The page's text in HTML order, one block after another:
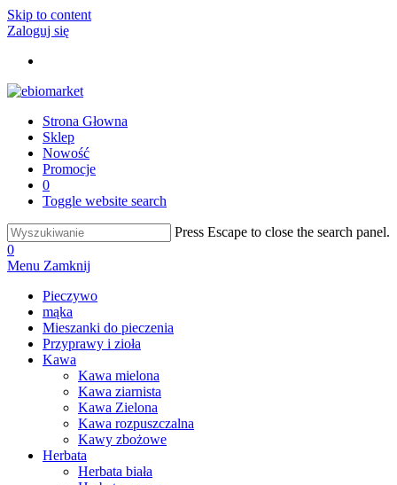
Skip to content
Zaloguj się
Strona Głowna
Sklep
Nowość
Promocje
0
Toggle website search
Press Escape to close the search panel.
0
Menu Zamknij
Pieczywo
mąka
Mieszanki do pieczenia
Przyprawy i zioła
Kawa
Kawa mielona
Kawa ziarnista
Kawa Zielona
Kawa rozpuszczalna
Kawy zbożowe
Herbata
Herbata biała